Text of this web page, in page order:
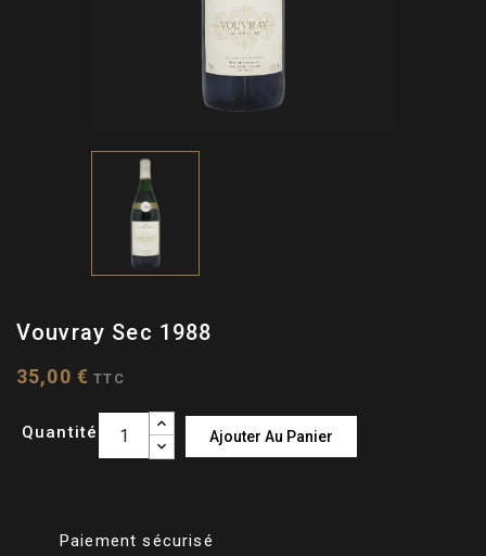
Vouvray Sec 1988
35,00 € TTC
Quantité Ajouter Au Panier
Paiement sécurisé